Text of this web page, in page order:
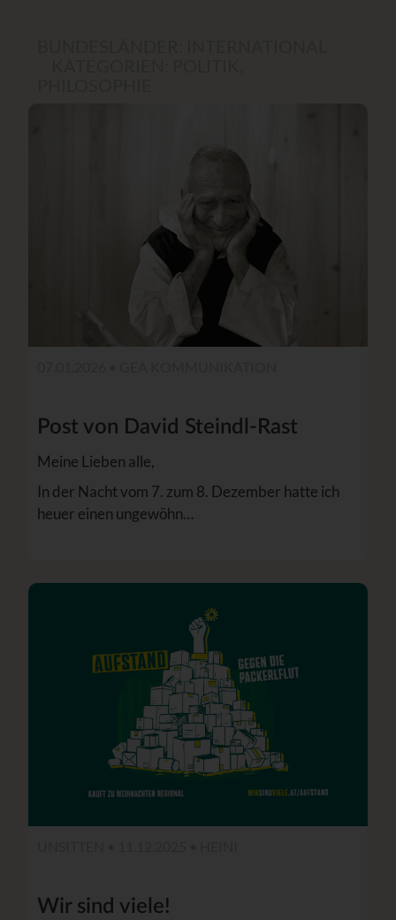
Post von David Steindl-Rast
Meine Lieben alle,
In der Nacht vom 7. zum 8. Dezember hatte ich
heuer einen ungewöhn…
Wir sind viele!